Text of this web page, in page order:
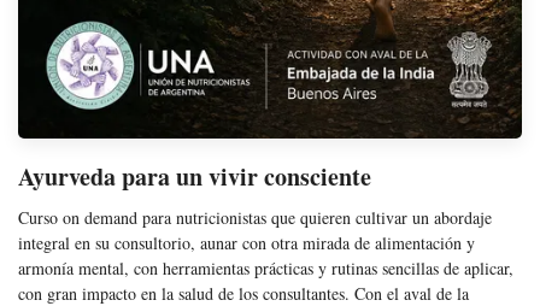
Ayurveda para un vivir consciente
Curso on demand para nutricionistas que quieren cultivar un abordaje
integral en su consultorio, aunar con otra mirada de alimentación y
armonía mental, con herramientas prácticas y rutinas sencillas de aplicar,
con gran impacto en la salud de los consultantes. Con el aval de la